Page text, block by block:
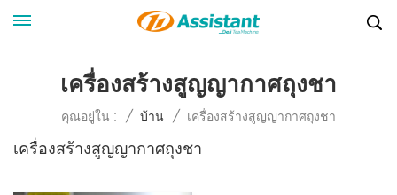
เครื่องสร้างสูญญากาศถุงชา
คุณอยู่ใน : / บ้าน / เครื่องสร้างสูญญากาศถุงชา
เครื่องสร้างสูญญากาศถุงชา